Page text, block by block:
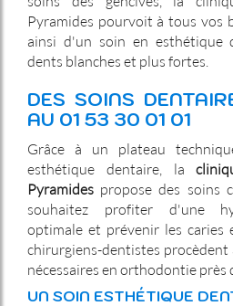
Pyramides pourvoit à tous vos
ainsi d'un soin en esthétique
dents blanches et plus fortes.
DES SOINS
AU 01 53 30 01 01
Grâce à un plateau
esthétique dentaire, la
Pyramides propose des soins
souhaitez profiter d'une
optimale et prévenir les caries
chirurgiens-dentistes
nécessaires en orthodontie près
UN SOIN ESTHÉTIQUE